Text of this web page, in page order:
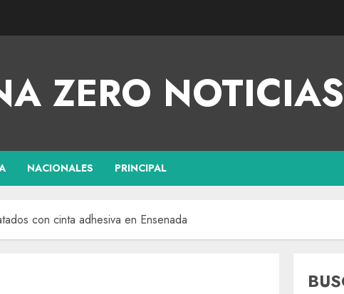
ZERO NOTICIAS
NACIONALES PRINCIPAL
con cinta adhesiva en Ensenada